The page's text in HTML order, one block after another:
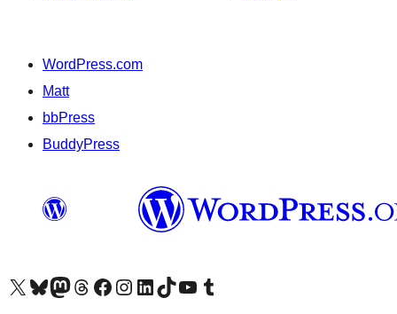
WordPress.com
Matt
bbPress
BuddyPress
Apmeklējiet mūsu X (agrāk Twitter) kontu
Apmeklējiet mūsu Bluesky kontu
Apmeklējiet mūsu Mastodon kontu
Apmeklējiet mūsu Threads kontu
Apmeklējiet mūsu Facebook lapuApmeklējiet mūsu Instagram kontu
Apmeklējiet mūsu LinkedIn kontu
Apmeklējiet mūsu TikTok kontu
Apmeklējiet mūsu YouTube kanālu
Apmeklējiet mūsu Tumblr kontu